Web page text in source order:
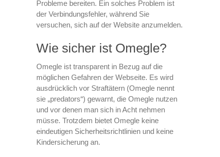
Probleme bereiten. Ein solches Problem ist
der Verbindungsfehler, während Sie
versuchen, sich auf der Website anzumelden.
Wie sicher ist Omegle?
Omegle ist transparent in Bezug auf die
möglichen Gefahren der Webseite. Es wird
ausdrücklich vor Straftätern (Omegle nennt
sie „predators“) gewarnt, die Omegle nutzen
und vor denen man sich in Acht nehmen
müsse. Trotzdem bietet Omegle keine
eindeutigen Sicherheitsrichtlinien und keine
Kindersicherung an.